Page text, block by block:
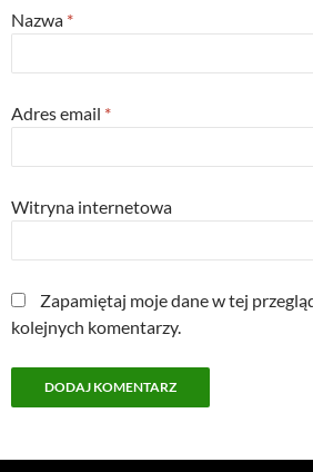
Nazwa *
Adres email *
Witryna internetowa
Zapamiętaj moje dane w tej
kolejnych komentarzy.